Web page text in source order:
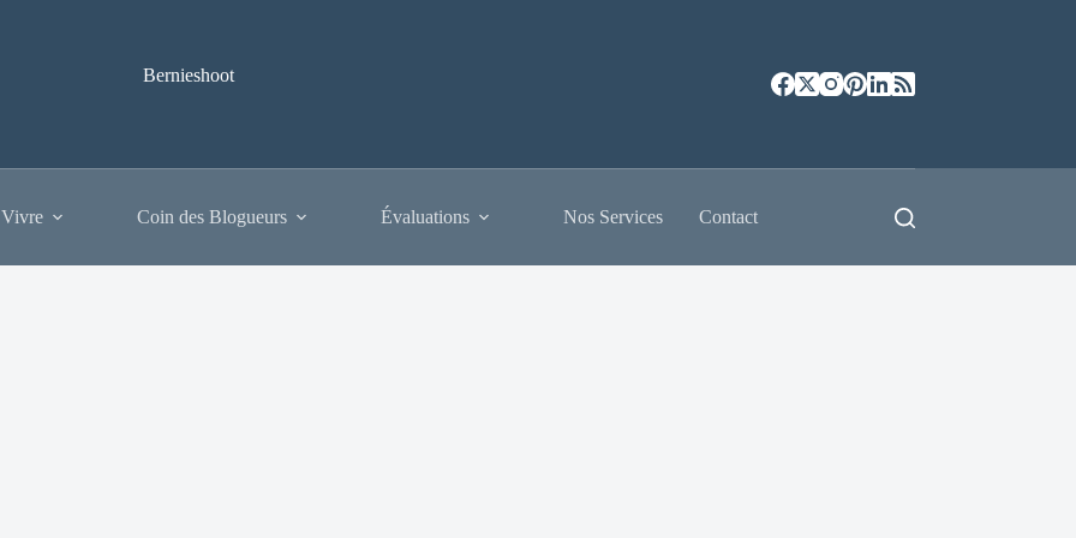
Bernieshoot
Coin des Blogueurs Évaluations Nos Services Contact